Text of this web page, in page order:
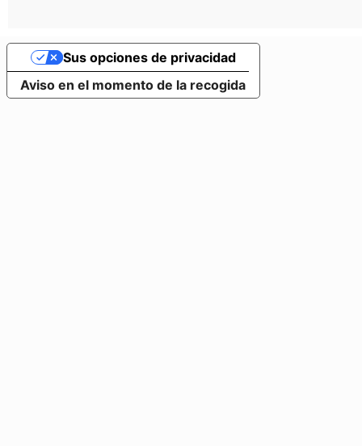
Aviso en el momento de la recogida
Sus opciones de privacidad